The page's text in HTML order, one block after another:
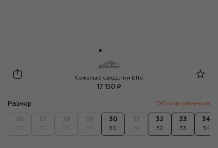
Age of Innocence
Кожаные сандалии Elle
17 150 ₽
Размер Таблица размеров
30
30
32
32
33
33
34
34